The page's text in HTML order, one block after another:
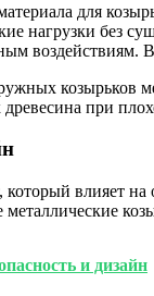
для
нагрузки без
воздействиям.
при
влияет на
и дизайн